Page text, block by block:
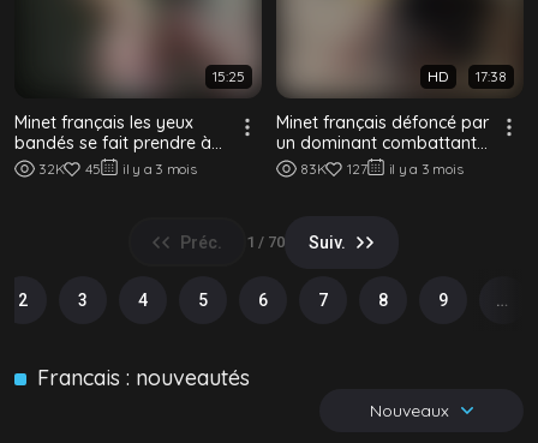
15:25
Minet français les yeux
bandés se fait prendre à
cru à deux dans un
bâtiment aband...
32K 45 il y a 3 mois
HD 17:38
Minet français défoncé par
un dominant combattant
arabe dans un parking
83K 127 il y a 3 mois
Préc. 1 / 70 Suiv.
2 3 4 5 6 7 8 9 …
Francais : nouveautés
Nouveaux